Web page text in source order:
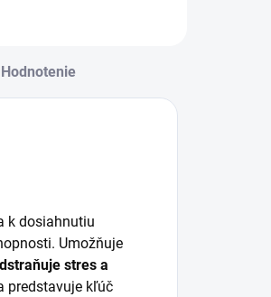
Hodnotenie
k dosiahnutiu
Umožňuje
stres a
predstavuje kľúč